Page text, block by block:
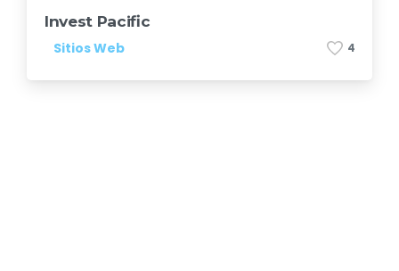
Invest Pacific
Sitios Web 4